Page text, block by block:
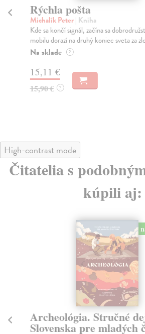
Rýchla pošta
Michalík Peter| Kniha
Kde sa končí signál, začína sa
mobilu dorazí na druhý koniec sveta za
Na sklade ?
15,11 €
15,90 € ?
High-contrast mode
Čitatelia s
kúpili aj:
Archeológia. Stručné
Slovenska pre mladých